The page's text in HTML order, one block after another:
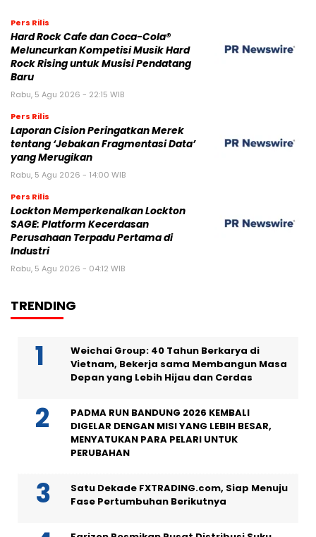
Pers Rilis
Hard Rock Cafe dan Coca-Cola®
Meluncurkan Kompetisi Musik Hard
Rock Rising untuk Musisi Pendatang
Baru
Rabu, 5 Agu 2026 - 22:15 WIB
Pers Rilis
Laporan Cision Peringatkan Merek
tentang ‘Jebakan Fragmentasi Data’
yang Merugikan
Rabu, 5 Agu 2026 - 14:00 WIB
Pers Rilis
Lockton Memperkenalkan Lockton
SAGE: Platform Kecerdasan
Perusahaan Terpadu Pertama di
Industri
Rabu, 5 Agu 2026 - 04:12 WIB
TRENDING
Weichai Group: 40 Tahun Berkarya di
Vietnam, Bekerja sama Membangun Masa
Depan yang Lebih Hijau dan Cerdas
PADMA RUN BANDUNG 2026 KEMBALI
DIGELAR DENGAN MISI YANG LEBIH BESAR,
MENYATUKAN PARA PELARI UNTUK
PERUBAHAN
Satu Dekade FXTRADING.com, Siap Menuju
Fase Pertumbuhan Berikutnya